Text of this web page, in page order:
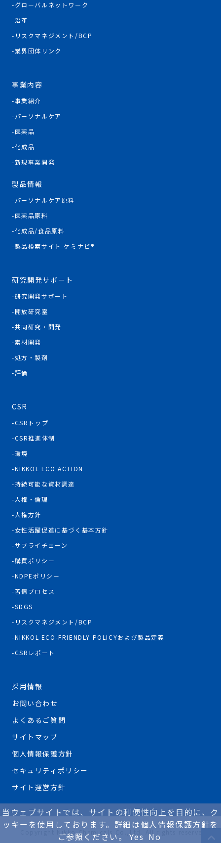
グローバルネットワーク
沿革
リスクマネジメント/BCP
業界団体リンク
事業内容
事業紹介
パーソナルケア
医薬品
化成品
新規事業開発
製品情報
パーソナルケア原料
医薬品原料
化成品/食品原料
製品検索サイト ケミナビ®
研究開発サポート
研究開発サポート
開放研究室
共同研究・開発
素材開発
処方・製剤
評価
CSR
CSRトップ
CSR推進体制
環境
NIKKOL ECO ACTION
持続可能な資材調達
人権・倫理
人権方針
女性活躍促進に基づく基本方針
サプライチェーン
購買ポリシー
NDPEポリシー
苦情プロセス
SDGS
リスクマネジメント/BCP
NIKKOL ECO-FRIENDLY POLICYおよび製品定義
CSRレポート
採用情報
お問い合わせ
よくあるご質問
サイトマップ
個人情報保護方針
セキュリティポリシー
サイト運営方針
Copyright Nikko Chemicals Co.,Ltd. All rights reserved.
当ウェブサイトでは、サイトの利便性向上を目的に、ク
ッキーを使用しております。詳細は個人情報保護方針を
ご参照ください。
Yes No